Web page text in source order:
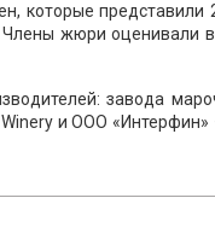
которые
жюри оценивали
завода
Winery и ООО